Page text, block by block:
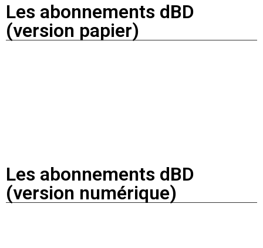
Les abonnements dBD
(version papier)
Les abonnements dBD
(version numérique)